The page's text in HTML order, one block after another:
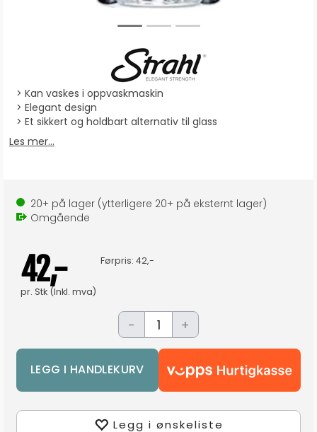
Kan vaskes i oppvaskmaskin
Elegant design
Et sikkert og holdbart alternativ til glass
Les mer...
20+ på lager (ytterligere 20+ på eksternt lager)
Omgående
42,-
pr. Stk (Inkl. mva)
Førpris: 42,-
- +
Legg i ønskeliste